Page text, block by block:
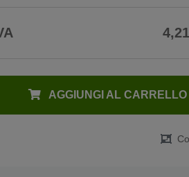
AGGIUNGI AL CARRELLO